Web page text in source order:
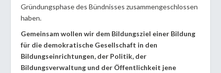
Gründungsphase des Bündnisses zusammengeschlossen
haben.
Gemeinsam wollen wir dem Bildungsziel einer Bildung
für die demokratische Gesellschaft in den
Bildungseinrichtungen, der Politik, der
Bildungsverwaltung und der Öffentlichkeit jene